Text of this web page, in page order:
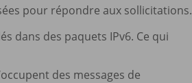
pour répondre aux sollicitations.
dans des paquets IPv6. Ce qui
des messages de